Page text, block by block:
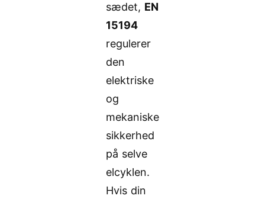
sædet, EN
15194
regulerer
den
elektriske
og
mekaniske
sikkerhed
på selve
elcyklen.
Hvis din